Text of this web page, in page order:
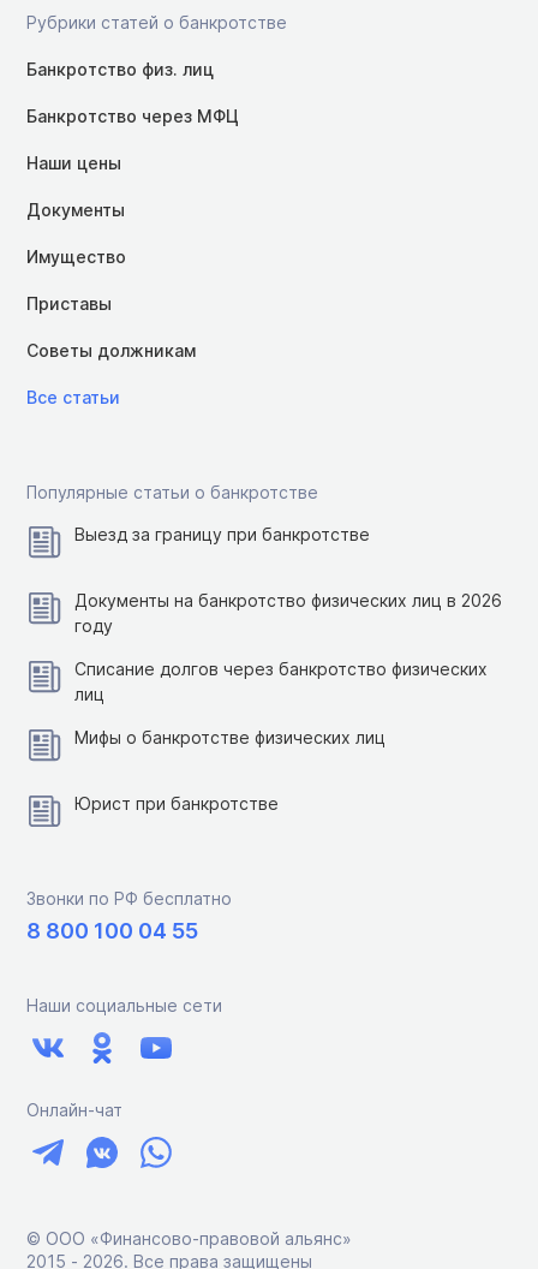
Рубрики статей о банкротстве
Банкротство физ. лиц
Банкротство через МФЦ
Наши цены
Документы
Имущество
Приставы
Советы должникам
Все статьи
Популярные статьи о банкротстве
Выезд за границу при банкротстве
Документы на банкротство физических лиц в 2026
году
Списание долгов через банкротство физических
лиц
Мифы о банкротстве физических лиц
Юрист при банкротстве
Звонки по РФ бесплатно
8 800 100 04 55
Наши социальные сети
Онлайн-чат
© ООО «Финансово-правовой альянс»
2015 ‑ 2026. Все права защищены